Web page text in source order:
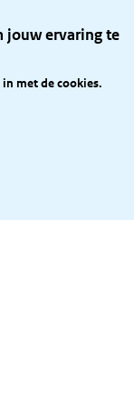
jouw ervaring te
met de cookies.